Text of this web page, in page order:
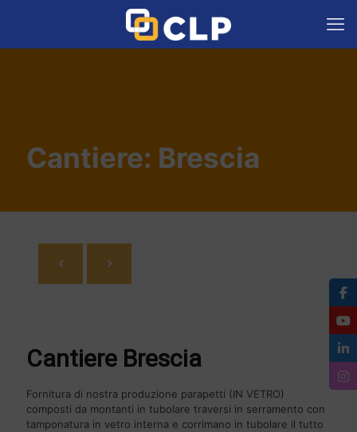
Cantiere: Brescia
Cantiere Brescia
Fornitura di nostra produzione parapetti (IN VETRO)
composti da montanti in tubolare traversi in serramento con
tamponatura in vetro interna e corrimano in tubolare il tutto